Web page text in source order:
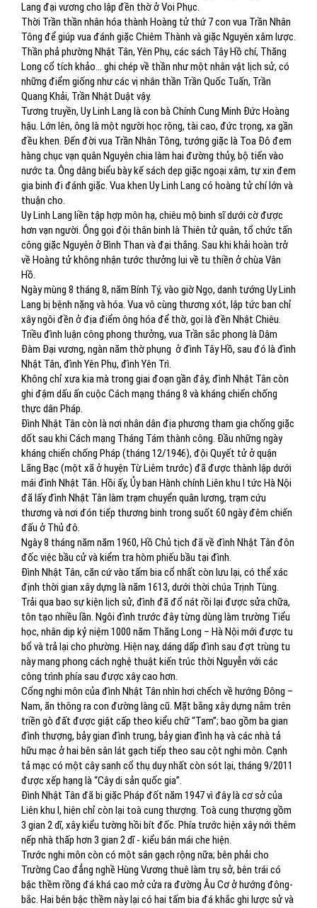
Lang đại vương cho lập đền thờ ở Voi Phục.
Thời Trần thần nhân hóa thành Hoàng tử thứ 7 con vua Trần Nhân
Tông để giúp vua đánh giặc Chiêm Thành và giặc Nguyên xâm lược.
Thần phả phường Nhật Tân, Yên Phụ, các sách Tây Hồ chí, Thăng
Long cổ tích khảo... ghi chép về thần như một nhân vật lịch sử, có
những điểm giống như các vị nhân thần Trần Quốc Tuấn, Trần
Quang Khải, Trần Nhật Duật vậy.
Tương truyền, Uy Linh Lang là con bà Chính Cung Minh Đức Hoàng
hậu. Lớn lên, ông là một người học rộng, tài cao, đức trọng, xa gần
đều khen. Đến đời vua Trần Nhân Tông, tướng giặc là Toa Đô đem
hàng chục vạn quân Nguyên chia làm hai đường thủy, bộ tiến vào
nước ta. Ông dâng biểu bày kế sách dẹp giặc ngoại xâm, tự xin đem
gia binh đi đánh giặc. Vua khen Uy Linh Lang có hoàng tử chí lớn và
thuận cho.
Uy Linh Lang liền tập hợp môn hạ, chiêu mộ binh sĩ dưới cờ được
hơn vạn người. Ông gọi đội thân binh là Thiên tử quân, tổ chức tấn
công giặc Nguyên ở Bình Than và đại thắng. Sau khi khải hoàn trở
về Hoàng tử không nhận tước thưởng lui về tu thiền ở chùa Vân
Hồ.
Ngày mùng 8 tháng 8, năm Bính Tý, vào giờ Ngọ, danh tướng Uy Linh
Lang bị bệnh nặng và hóa. Vua vô cùng thương xót, lập tức ban chỉ
xây ngôi đền ở địa điểm ông hóa để thờ, gọi là đền Nhật Chiêu.
Triều đình luận công phong thưởng, vua Trần sắc phong là Dâm
Đàm Đại vương, ngàn năm thờ phụng ở đình Tây Hồ, sau đó là đình
Nhật Tân, đình Yên Phụ, đình Yên Trì.
Không chỉ xưa kia mà trong giai đoạn gần đây, đình Nhật Tân còn
ghi đậm dấu ấn cuộc Cách mạng tháng 8 và kháng chiến chống
thực dân Pháp.
Đình Nhật Tân còn là nơi nhân dân địa phương tham gia chống giặc
dốt sau khi Cách mạng Tháng Tám thành công. Đầu những ngày
kháng chiến chống Pháp (tháng 12/1946), đội Quyết tử ở quận
Lãng Bạc (một xã ở huyện Từ Liêm trước) đã được thành lập dưới
mái đình Nhật Tân. Hồi ấy, Ủy ban Hành chính Liên khu I tức Hà Nội
đã lấy đình Nhật Tân làm trạm chuyển quân lương, trạm cứu
thương và nơi đón tiếp thương binh trong suốt 60 ngày đêm chiến
đấu ở Thủ đô.
Ngày 8 tháng năm năm 1960, Hồ Chủ tịch đã về đình Nhật Tân đôn
đốc việc bầu cử và kiểm tra hòm phiếu bầu tại đình.
Đình Nhật Tân, căn cứ vào tấm bia cổ nhất còn lưu lại, có thể xác
định thời gian xây dựng là năm 1613, dưới thời chúa Trịnh Tùng.
Trải qua bao sự kiện lịch sử, đình đã đổ nát rồi lại được sửa chữa,
tôn tạo nhiều lần. Ngôi đình trước đây từng dùng làm trường Tiểu
học, nhân dịp kỷ niệm 1000 năm Thăng Long – Hà Nội mới được tu
bổ và trả lại cho phường. Hiện nay, dáng dấp đình sau đợt trùng tu
này mang phong cách nghệ thuật kiến trúc thời Nguyễn với các
công trình phía sau được xây cao hơn.
Cổng nghi môn của đình Nhật Tân nhìn hơi chếch về hướng Đông –
Nam, ăn thông ra con đường làng cũ. Mặt bằng xây dựng nằm trên
triền gò đất được giật cấp theo kiểu chữ “Tam”; bao gồm ba gian
đình thượng, bảy gian đình trung, bảy gian đình hạ và các nhà tả
hữu mạc ở hai bên sân lát gạch tiếp theo sau cột nghi môn. Cạnh
tả mạc có một cây sanh cổ thụ duy nhất còn sót lại, tháng 9/2011
được xếp hạng là “Cây di sản quốc gia”.
Đình Nhật Tân đã bị giặc Pháp đốt năm 1947 vì đây là cơ sở của
Liên khu I, hiện chỉ còn lại toà cung thượng. Toà cung thượng gồm
3 gian 2 dĩ, xây kiểu tường hồi bít đốc. Phía trước hiện xây nới thêm
nếp nhà thấp hơn 3 gian 2 dĩ - kiểu bán mái che hiện.
Trước nghi môn còn có một sân gạch rộng nữa; bên phải cho
Trường Cao đẳng nghề Hùng Vương thuê làm trụ sở, bên trái có
bậc thềm rồng đá khá cao mở cửa ra đường Âu Cơ ở hướng đông-
bắc. Hai bên bậc thềm này lại có hai tấm bia đá khắc ghi lược sử và